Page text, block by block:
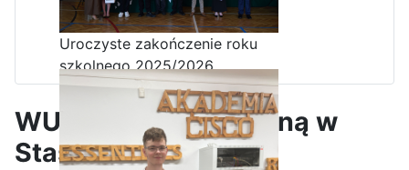
Uroczyste zakończenie roku
szkolnego 2025/2026
WUP z wizytą studyjną w
Staszicu